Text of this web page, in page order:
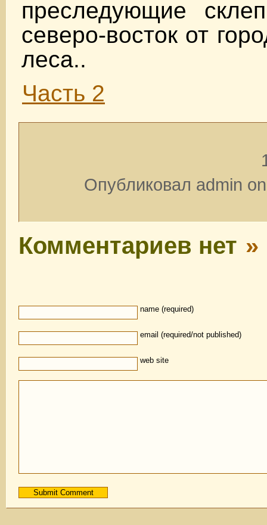
преследующие
северо-восток от
леса..
Часть 2
Опубликовал admin
Комментариев нет »
name (required)
email (required/not published)
web site